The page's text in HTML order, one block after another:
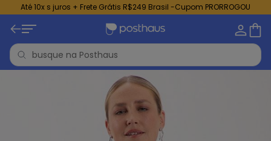
Até 10x s juros + Frete Grátis R$249 Brasil -Cupom PRORROGOU